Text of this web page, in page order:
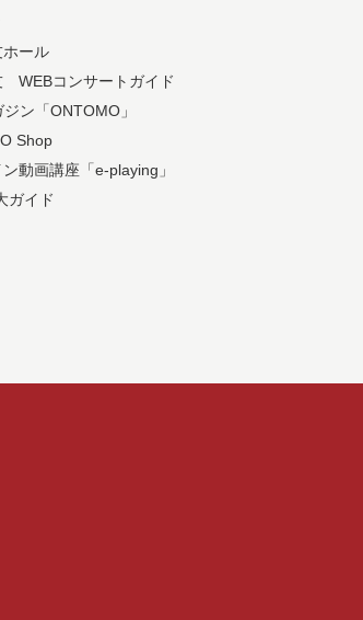
ール
WEBコンサートガイド
ン「ONTOMO」
Shop
動画講座「e-playing」
ガイド